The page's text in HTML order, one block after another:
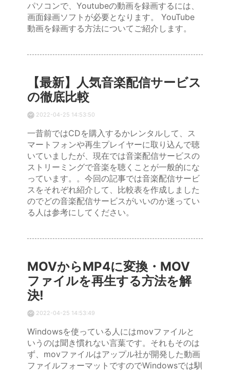
パソコンで、Youtubeの動画を録画するには、
画面録画ソフトが必要となります。 YouTube
動画を録画する方法についてご紹介します。
【最新】人気音楽配信サービス
の徹底比較
2022-04-25 14:53:50
一昔前ではCDを購入するかレンタルして、ス
マートフォンや再生プレイヤーに取り込んで聴
いていましたが、現在では音楽配信サービスの
ストリーミングで音楽を聴くことが一般的にな
っています。。今回の記事では音楽配信サービ
スをそれぞれ紹介して、比較表を作成しました
のでどの音楽配信サービスがいいのか迷ってい
る人は参考にしてください。
MOVからMP4に変換・MOV
ファイルを再生する方法を解
決!
2022-04-25 14:53:49
Windowsを使っている人にはmovファイルと
いうのは聞き慣れない言葉です。それもそのは
ず、movファイルはアップル社が開発した動画
ファイルフォーマットですのでWindowsでは馴